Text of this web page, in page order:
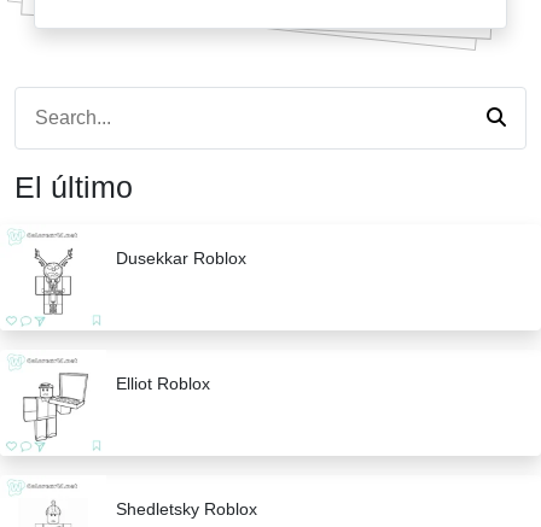
El último
Dusekkar Roblox
Elliot Roblox
Shedletsky Roblox